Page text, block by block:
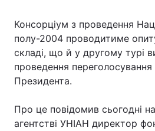
Консорціум з проведення
полу-2004 проводитиме
складі, що й у другому турі
проведення
Президента.
Про це повідомив сьогодні
агентстві УНІАН директор